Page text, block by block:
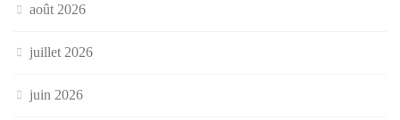
août 2026
juillet 2026
juin 2026